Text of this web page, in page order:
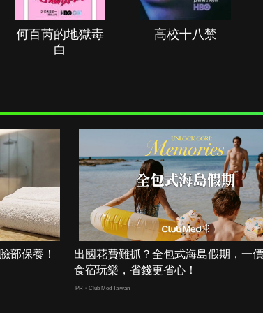
何百芮的地獄毒
白
高校十八禁
部保養！
出國花費難抓？全包式海島假期，一
食宿玩樂，省錢更省心！
PR・Club Med Taiwan